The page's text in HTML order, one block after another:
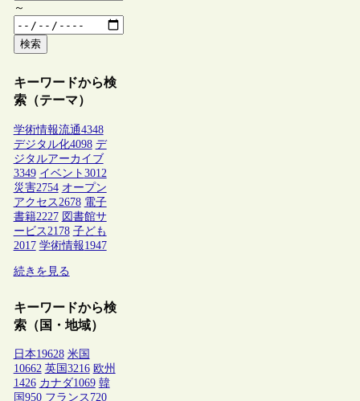
～
検索
キーワードから検
索（テーマ）
学術情報流通4348
デジタル化4098 デ
ジタルアーカイブ
3349 イベント 3012
災害2754 オープン
アクセス 2678 電子
書籍2227 図書館サ
ービス 2178 子ども
2017 学術情報1947
続きを見る
キーワードから検
索（国・地域）
日本19628 米国
10662 英国 3216 欧州
1426 カナダ1069 韓
国 950 フランス 720